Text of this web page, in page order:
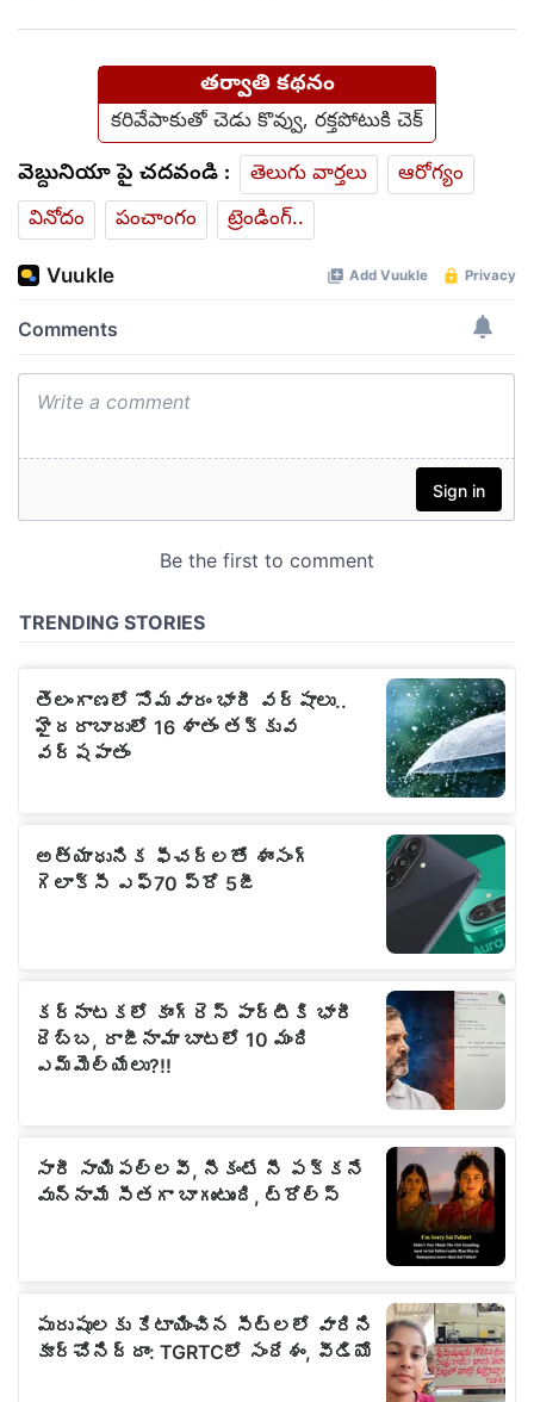
తర్వాతి కథనం
కరివేపాకుతో చెడు కొవ్వు, రక్తపోటుకి చెక్
వెబ్దునియా పై చదవండి : తెలుగు వార్తలు
ఆరోగ్యం
వినోదం
పంచాంగం ట్రెండింగ్..